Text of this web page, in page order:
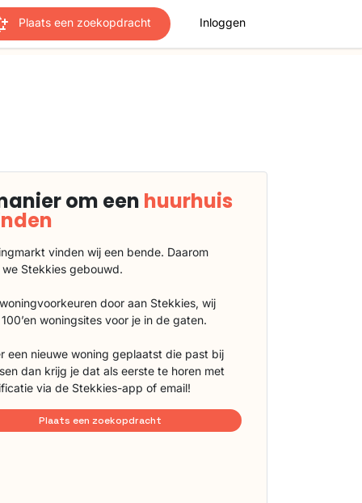
Plaats een zoekopdracht Inloggen
om een huurhuis
vinden wij een bende. Daarom
Stekkies gebouwd.
door aan Stekkies, wij
woningsites voor je in de gaten.
een nieuwe woning geplaatst die past bij
dan krijg je dat als eerste te horen met
via de Stekkies-app of email!
Plaats een zoekopdracht